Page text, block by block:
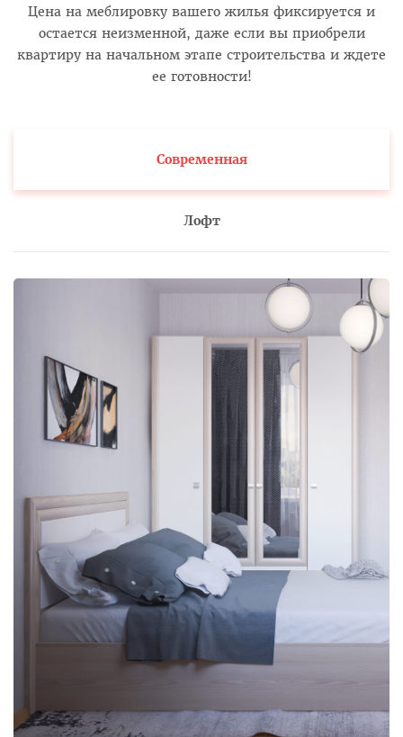
Цена на меблировку вашего жилья фиксируется и
остается неизменной, даже если вы приобрели
квартиру на начальном этапе строительства и ждете
ее готовности!
Современная
Лофт